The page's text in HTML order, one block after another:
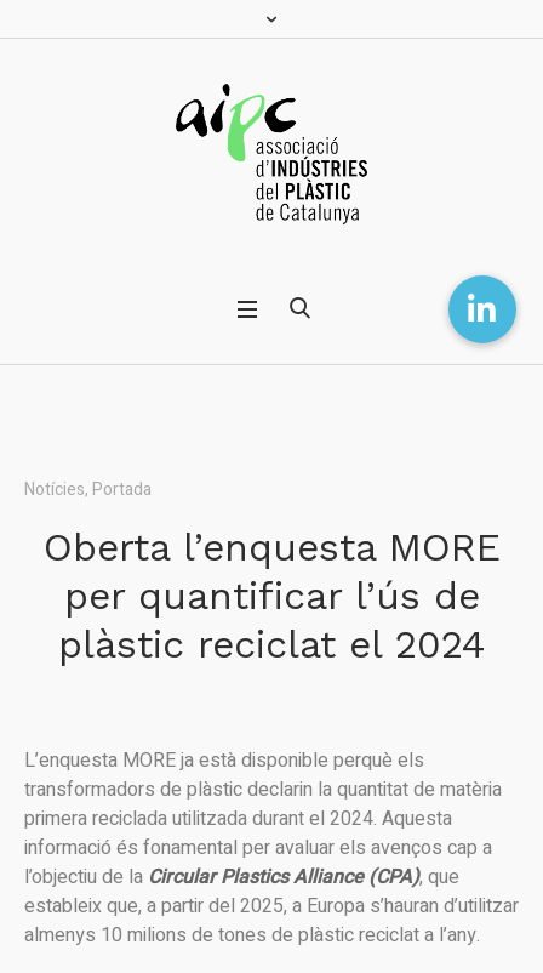
Notícies, Portada
Oberta l’enquesta MORE
per quantificar l’ús de
plàstic reciclat el 2024
L’enquesta MORE ja està disponible perquè els
transformadors de plàstic declarin la quantitat de matèria
primera reciclada utilitzada durant el 2024. Aquesta
informació és fonamental per avaluar els avenços cap a
l’objectiu de la Circular Plastics Alliance (CPA), que
estableix que, a partir del 2025, a Europa s’hauran d’utilitzar
almenys 10 milions de tones de plàstic reciclat a l’any.